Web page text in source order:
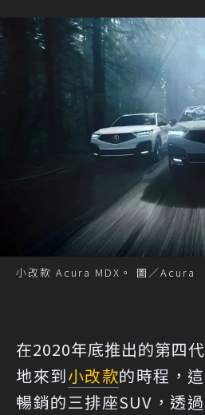
小改款 Acura MDX。 圖／Acura
在2020年底推出的第四
地來到小改款的時程，
暢銷的三排座SUV，透